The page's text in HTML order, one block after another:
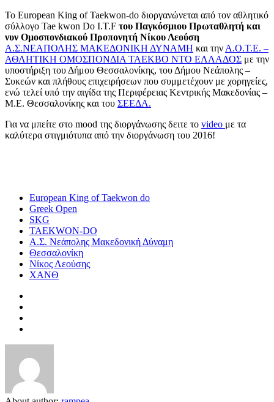
Το European King of Taekwon-do διοργανώνεται από τον αθλητικό
σύλλογο Tae kwon Do I.T.F του Παγκόσμιου Πρωταθλητή και
νυν Ομοσπονδιακού Προπονητή Νίκου Λεούση
Α.Σ.ΝΕΑΠΟΛΗΣ ΜΑΚΕΔΟΝΙΚΗ ΔΥΝΑΜΗ και την Α.Ο.Τ.Ε. –
ΑΘΛΗΤΙΚΗ ΟΜΟΣΠΟΝΔΙΑ ΤΑΕΚΒΟ ΝΤΟ ΕΛΛΑΔΟΣ με την
υποστήριξη του Δήμου Θεσσαλονίκης, του Δήμου Νεάπολης –
Συκεών και πλήθους επιχειρήσεων που συμμετέχουν με χορηγείες,
ενώ τελεί υπό την αιγίδα της Περιφέρειας Κεντρικής Μακεδονίας –
Μ.Ε. Θεσσαλονίκης και του ΣΕΕΔΑ.
Για να μπείτε στο mood της διοργάνωσης δειτε το video με τα
καλύτερα στιγμιότυπα από την διοργάνωση του 2016!
European King of Taekwon do
Greek Open
SKG
TAEKWON-DO
Α.Σ. Νεάπολης Μακεδονική Δύναμη
Θεσσαλονίκη
Νίκος Λεούσης
ΧΑΝΘ